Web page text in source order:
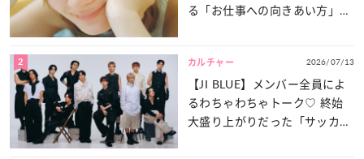
る「お仕事への向きあい方」と
2 カルチャー 2026/07/13
【JI BLUE】メンバー全員によ
るわちゃわちゃトーク♡ 終始
大盛り上がりだった「サッカー